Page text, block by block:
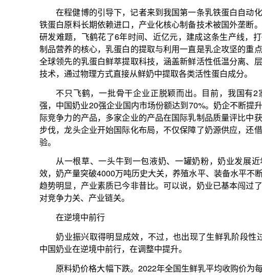
中国奶业在逆境中前行，在调整中提升。
原料奶价格大幅下跌。2022年全国生鲜乳平均收购价为每公斤4.25元，同比下降
2.0%；2023年为每公斤3.90元，同比下降8.2%。到了2023年11月份，生鲜乳收购价
已跌破成本线，奶牛养殖场亏损面达七成。截至2024年12月底，全国10个主产省生
鲜乳销售均价为每公斤3.11元，比2023年年末均价下降15.03%，这是生鲜乳价格连
续第3年下降。
国内乳品市场和国际市场的供需关系密切相关。2022年，主要奶业国奶价触顶回
落，比国内奶价走势延迟1年左右，美国、欧盟、新西兰奶价从高点回落25%、16%
和17%。到2023年，国内国际奶价共振走低。同时，国内奶价与多数畜禽产品价格的
走势也是相似的。受制于消费市场情况，这两年，畜牧业整体面临市场疲软、价格下
行的压力，部分产品如牛奶、牛肉等呈现阶段性供过于求的情况。
中国社会科学院农村发展研究所产业经济室主任、国家奶牛产业技术体系副首席
科学家刘长全认为，价格下降的背后是消费增速不及产量增速。从2022年开始，受有
效需求不足影响，奶类消费不增反降；而奶业生产依然保持增长。生产和消费一增一
减，导致奶源出现阶段性过剩，奶价持续下跌，养殖遭遇亏损。
产业链上的经营主体都感受到了压力。在养殖端，大型牧场面临经营困难，中小
公司的年报里可见一斑。“中国奶业再次来到了一个爬坡过坎的关键期，如何于变局中
动实施奶业新型经营主体培育项目，安排中央财政资金帮助家庭牧场和合作社缓解生